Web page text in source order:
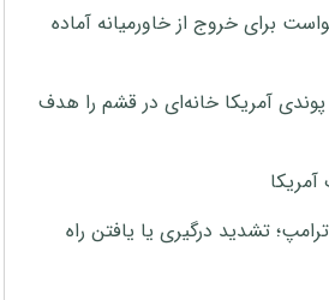
برای خروج از خاورمیانه آماده
نیویورک‌تایمز: بمب ۲۰۰۰ پوندی آمریکا خانه‌ای در قشم را هدف
تشدید درگیری یا یافتن راه